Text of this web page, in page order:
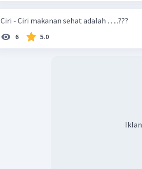
Ciri - Ciri makanan sehat adalah …..???
6 5.0
Iklan